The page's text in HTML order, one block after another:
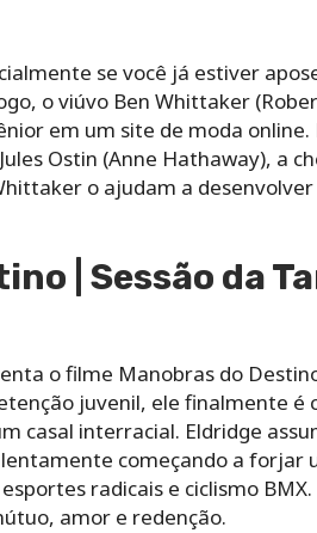
se você já estiver
o viúvo Ben Whittaker
em um site de moda online.
Ostin (Anne Hathaway), a
o ajudam a
| Sessão da
o filme Manobras do
juvenil, ele finalmente é
casal interracial. Eldridge
começando a forjar
radicais e ciclismo
amor e redenção.